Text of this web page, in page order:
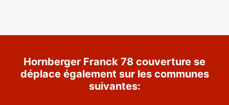
Hornberger Franck 78 couverture se
déplace également sur les communes
suivantes: